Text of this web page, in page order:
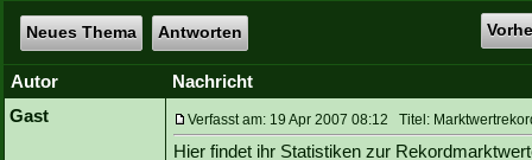
Neues Thema Antworten
Autor
Nachricht
Gast
Verfasst am: 19 Apr 2007 08:12 Titel:
Hier findet ihr Statistiken zur